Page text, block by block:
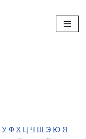
У Ф Х Ц Ч Ш Э Ю Я